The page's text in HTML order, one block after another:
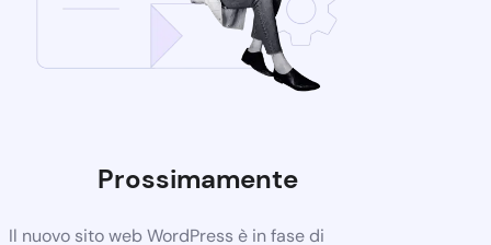
Prossimamente
Il nuovo sito web WordPress è in fase di